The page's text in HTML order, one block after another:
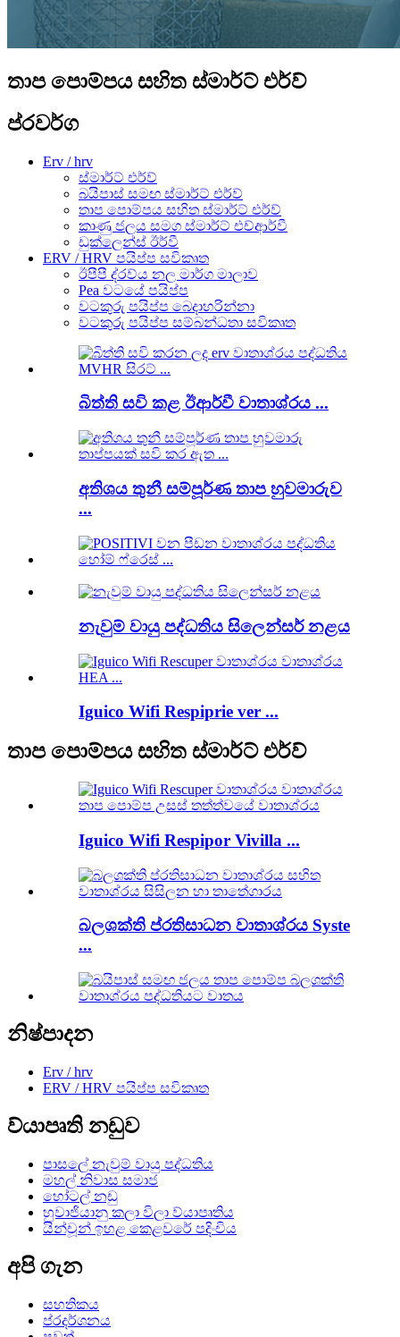
තාප පොම්පය සහිත ස්මාර්ට් එර්ව්
ප්රවර්ග
Erv / hrv
ස්මාර්ට් එර්ව්
බයිපාස් සමඟ ස්මාර්ට් එර්ව්
තාප පොම්පය සහිත ස්මාර්ට් එර්ව්
කාණු ජලය සමග ස්මාර්ට් එච්ආර්වී
ඩුක්ලෙන්ස් ඊර්වී
ERV / HRV පයිප්ප සවිකෘත
ඊපීපී ද්රව්ය නල මාර්ග මාලාව
Pea වටයේ පයිප්ප
වටකුරු පයිප්ප බෙදාහරින්නා
වටකුරු පයිප්ප සම්බන්ධතා සවිකෘත
බිත්ති සවි කළ ඊආර්වී වාතාශ්රය ...
අතිශය තුනී සම්පූර්ණ තාප හුවමාරුව
...
නැවුම් වායු පද්ධතිය සිලෙන්සර් නළය
Iguico Wifi Respiprie ver ...
තාප පොම්පය සහිත ස්මාර්ට් එර්ව්
Iguico Wifi Respipor Vivilla ...
බලශක්ති ප්රතිසාධන වාතාශ්රය Syste
...
නිෂ්පාදන
Erv / hrv
ERV / HRV පයිප්ප සවිකෘත
ව්යාපෘති නඩුව
පාසලේ නැවුම් වායු පද්ධතිය
මහල් නිවාස සමාජ
හෝටල් නඩු
හුවාජියානු කලා විලා ව්යාපෘතිය
යින්චූන් ඉහළ කෙළවරේ පදිංචිය
අපි ගැන
සහතිකය
ප්රදර්ශනය